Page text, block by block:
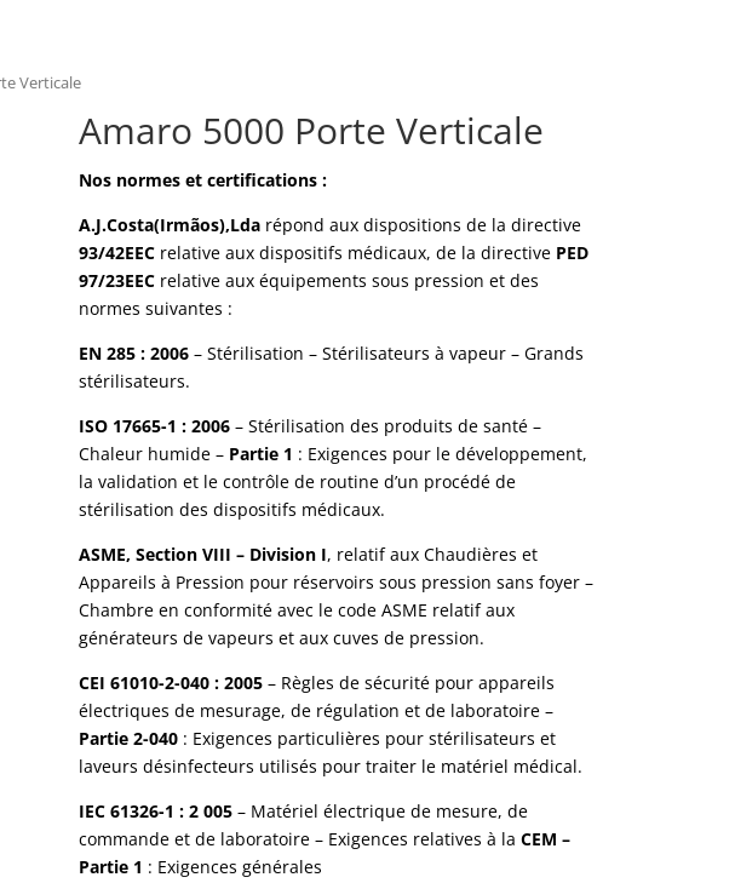
Verticale
Amaro 5000 Porte Verticale
Nos normes et certifications :
A.J.Costa(Irmãos),Lda répond aux dispositions de la directive
93/42EEC relative aux dispositifs médicaux, de la directive PED
97/23EEC relative aux équipements sous pression et des
normes suivantes :
EN 285 : 2006 – Stérilisation – Stérilisateurs à vapeur – Grands
stérilisateurs.
ISO 17665-1 : 2006 – Stérilisation des produits de santé –
Chaleur humide – Partie 1 : Exigences pour le développement,
la validation et le contrôle de routine d’un procédé de
stérilisation des dispositifs médicaux.
ASME, Section VIII – Division I, relatif aux Chaudières et
Appareils à Pression pour réservoirs sous pression sans foyer –
Chambre en conformité avec le code ASME relatif aux
générateurs de vapeurs et aux cuves de pression.
CEI 61010-2-040 : 2005 – Règles de sécurité pour appareils
électriques de mesurage, de régulation et de laboratoire –
Partie 2-040 : Exigences particulières pour stérilisateurs et
laveurs désinfecteurs utilisés pour traiter le matériel médical.
IEC 61326-1 : 2 005 – Matériel électrique de mesure, de
commande et de laboratoire – Exigences relatives à laCEM –
Partie 1 : Exigences générales